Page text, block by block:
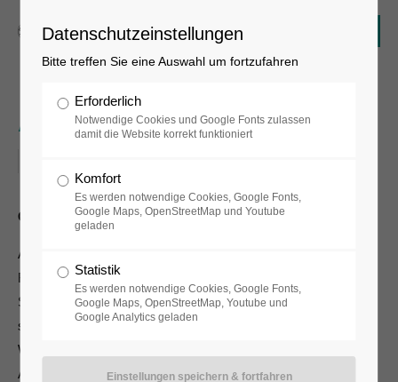
Art´s Birthday
Geburtstagsgeschenk an die Kunst - Art’s Birthday 2017
Am 17. Januar ist der
FLUXUS+ in Potsdam nimmt dieses Datum zum Anlass, den
Studentenwettbewerb museum FLUXUS+studis 2017 zu
starten.
Wie in den Jahren zuvor wird online und über print-
Ankündigungen über die Konditionen und Termine des
Datenschutzeinstellungen
Bitte treffen Sie eine Auswahl um fortzufahren
Erforderlich
Notwendige Cookies und Google Fonts zulassen
damit die Website korrekt funktioniert
Komfort
Es werden notwendige Cookies, Google Fonts,
Google Maps, OpenStreetMap und Youtube
geladen
Statistik
Es werden notwendige Cookies, Google Fonts,
Google Maps, OpenStreetMap, Youtube und
Google Analytics geladen